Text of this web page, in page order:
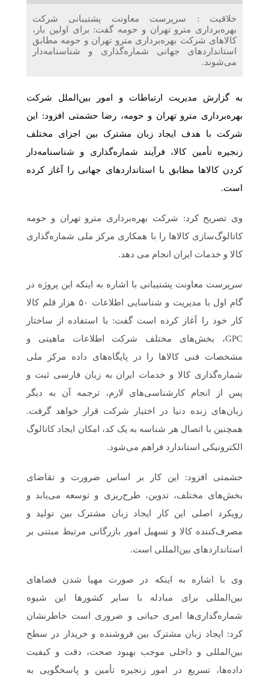
خلاقیت : سرپرست معاونت پشتیبانی شرکت
بهره‌برداری مترو تهران و حومه گفت: برای اولین بار،
کالاهای شرکت بهره‌برداری مترو تهران و حومه مطابق
استانداردهای جهانی شماره‌گذاری و شناسنامه‌دار
می‌شوند.
به گزارش مدیریت ارتباطات و امور بین‌الملل شرکت
بهره‌برداری مترو تهران و حومه، رضا حشمتی افزود: این
شرکت با هدف ایجاد زبان مشترک بین اجزای مختلف
زنجیره تأمین کالا، فرآیند شماره‌گذاری و شناسنامه‌دار
کردن کالاها مطابق با استانداردهای جهانی را آغاز کرده
است.
وی تصریح کرد: شرکت بهره‌برداری مترو تهران و حومه
کاتالوگ‌سازی کالاها را با همکاری مرکز ملی شماره‌گذاری
کالا و خدمات ایران انجام می دهد‌.
سرپرست معاونت پشتیبانی با اشاره به اینکه این پروژه در
گام اول با مدیریت و شناسایی اطلاعات ۵۰ هزار قلم کالا
کار خود را آغاز کرده است گفت: با استفاده از ساختار
GPC، بخش‌های مختلف شرکت اطلاعات ماهیتی و
مشخصات فنی کالاها را در پایگاه‌های داده مرکز ملی
شماره‌گذاری کالا و خدمات ایران به زبان فارسی ثبت و
پس از انجام کارشناسی‌های لازم، ترجمه آن به دیگر
زبان‌های زنده دنیا در اختیار شرکت قرار خواهد گرفت.
همچنین با اتصال هر شناسه به یک کد، امکان ایجاد کاتالوگ
الکترونیکی استاندارد فراهم می‌شود.
حشمتی افزود: این کار بر اساس ضرورت و تقاضای
بخش‌های مختلف، تدوین، طرح‌ریزی و توسعه می‌یابد و
رویکرد اصلی این کار ایجاد زبان مشترک بین تولید و
مصرف‌کننده کالا و تسهیل امور بازرگانی مرتبط مبتنی بر
استانداردهای بین‌المللی است.
وی با اشاره به اینکه در صورت مهیا شدن فضاهای
بین‌المللی برای مبادله با سایر کشورها این شیوه
شماره‌گذاری‌ها امری حیاتی و ضروری است خاطرنشان
کرد: ایجاد زبان مشترک بین فروشنده و خریدار در سطح
بین‌المللی و داخلی موجب بهبود صحت، دقت و کیفیت
داده‌ها، تسریع در امور زنجیره تأمین و پاسخگویی به